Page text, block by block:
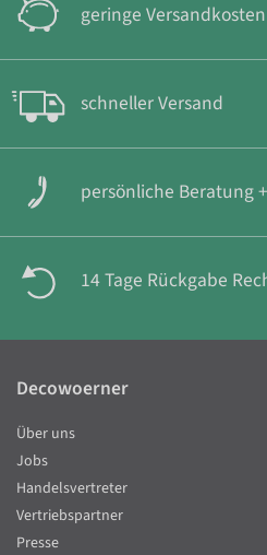
geringe Versandkosten
schneller Versand
persönliche Beratung
14 Tage Rückgabe
Decowoerner
Über uns
Jobs
Handelsvertreter
Vertriebspartner
Presse